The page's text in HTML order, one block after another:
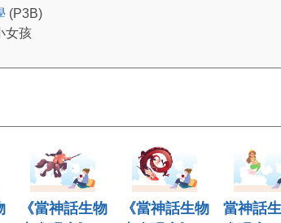
(P3B)
女孩
《當神話生物
《當神話生物
當神話